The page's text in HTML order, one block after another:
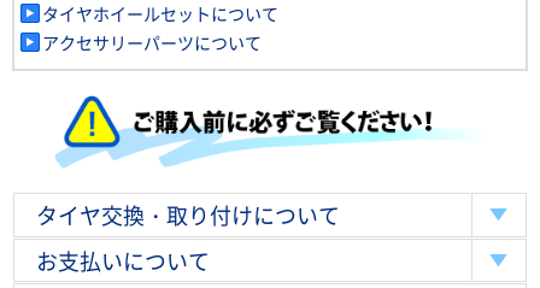
タイヤホイールセットについて
アクセサリーパーツについて
タイヤ交換・取り付けについて
お支払いについて